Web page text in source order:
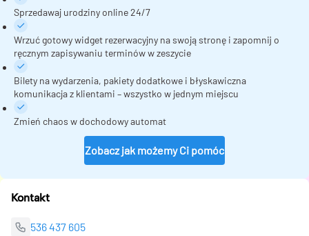
Sprzedawaj urodziny online 24/7
Wrzuć gotowy widget rezerwacyjny na swoją stronę i zapomnij o
ręcznym zapisywaniu terminów w zeszycie
Bilety na wydarzenia, pakiety dodatkowe i błyskawiczna
komunikacja z klientami – wszystko w jednym miejscu
Zmień chaos w dochodowy automat
Zobacz jak możemy Ci pomóc
Kontakt
536 437 605